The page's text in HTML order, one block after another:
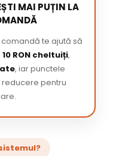
MAI PUȚIN LA
te ajută să
10 RON cheltuiți,
, iar punctele
pentru